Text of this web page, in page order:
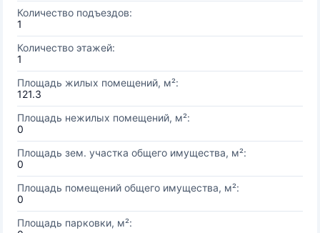
Количество подъездов:
1
Количество этажей:
1
Площадь жилых помещений, м²:
121.3
Площадь нежилых помещений, м²:
0
Площадь зем. участка общего имущества, м²:
0
Площадь помещений общего имущества, м²:
0
Площадь парковки, м²: